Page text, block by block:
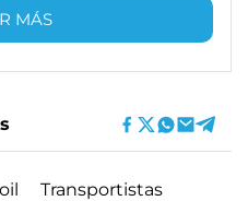
MÁS
Transportistas